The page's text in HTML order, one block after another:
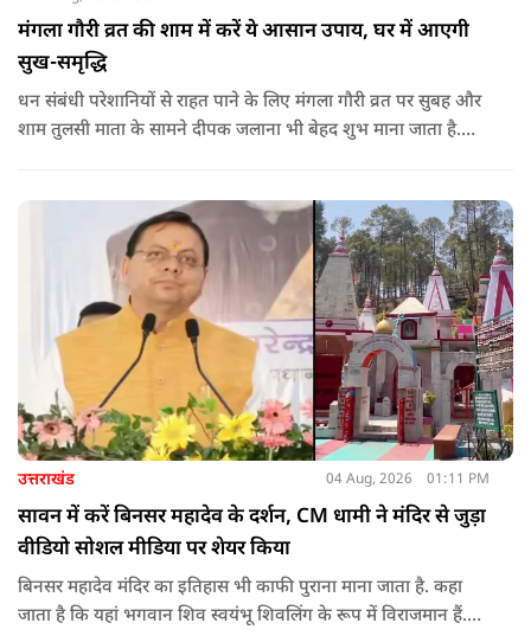
मंगला गौरी व्रत की शाम में करें ये आसान उपाय, घर में आएगी
सुख-समृद्धि
धन संबंधी परेशानियों से राहत पाने के लिए मंगला गौरी व्रत पर सुबह और
शाम तुलसी माता के सामने दीपक जलाना भी बेहद शुभ माना जाता है.
उत्तराखंड 04 Aug, 2026 01:11 PM
सावन में करें बिनसर महादेव के दर्शन, CM धामी ने मंदिर से जुड़ा
वीडियो सोशल मीडिया पर शेयर किया
बिनसर महादेव मंदिर का इतिहास भी काफी पुराना माना जाता है. कहा
जाता है कि यहां भगवान शिव स्वयंभू शिवलिंग के रूप में विराजमान हैं.